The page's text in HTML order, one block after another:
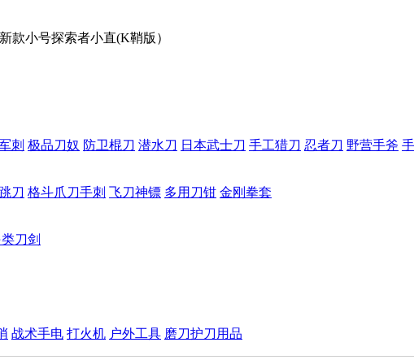
款小号探索者小直(K鞘版）
刺 极品刀奴 防卫棍刀 潜水刀 日本武士刀 手工猎刀 忍者刀 野营手斧
刀 格斗爪刀手刺 飞刀神镖 多用刀钳 金刚拳套
刀剑
战术手电 打火机 户外工具 磨刀护刀用品